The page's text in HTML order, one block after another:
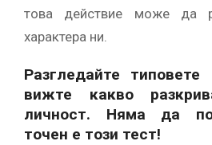
това действие може да
характера ни.
Разгледайте
вижте какво
личност. Няма да
точен е този тест!